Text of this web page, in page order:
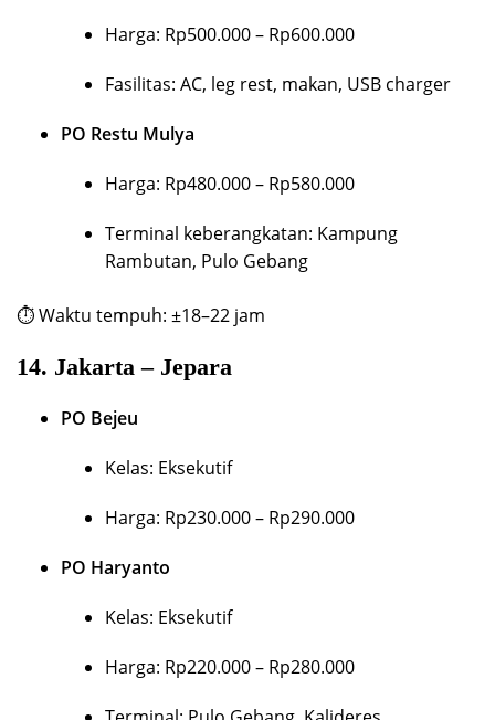
Harga: Rp500.000 – Rp600.000
Fasilitas: AC, leg rest, makan, USB charger
PO Restu Mulya
Harga: Rp480.000 – Rp580.000
Terminal keberangkatan: Kampung
Rambutan, Pulo Gebang
⏱ Waktu tempuh: ±18–22 jam
14. Jakarta – Jepara
PO Bejeu
Kelas: Eksekutif
Harga: Rp230.000 – Rp290.000
PO Haryanto
Kelas: Eksekutif
Harga: Rp220.000 – Rp280.000